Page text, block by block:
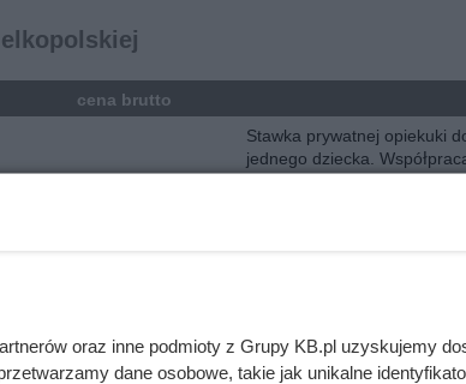
cena brutto
Stawka prywatnej opiekuki
jednego dziecka.
realizowana po kilka godzin
dziennie.
oraz inne podmioty z Grupy KB.pl uzyskujemy
dane osobowe, takie jak unikalne